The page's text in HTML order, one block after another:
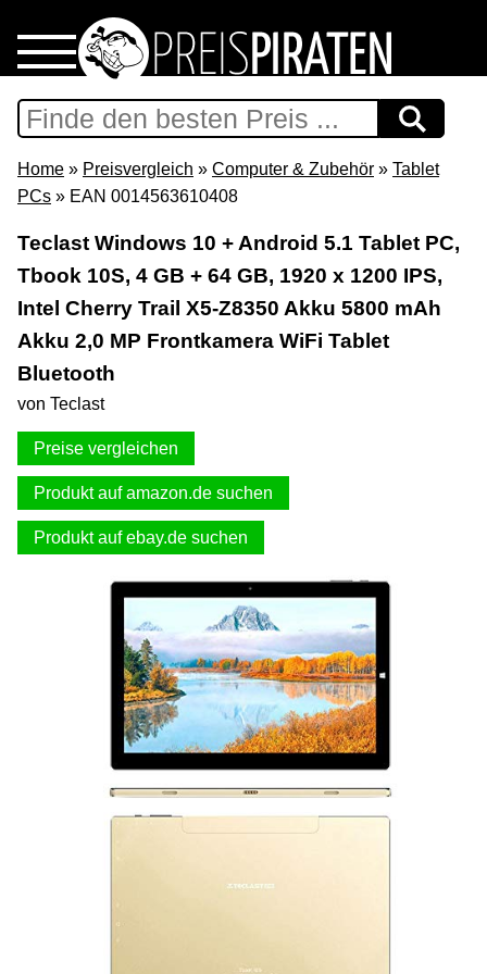
Home
Download
Support & Newsletter
Presse
Datenschutz
Impressum
Home » Preisvergleich » Computer & Zubehör » Tablet
PCs » EAN 0014563610408
Teclast Windows 10 + Android 5.1 Tablet PC,
Tbook 10S, 4 GB + 64 GB, 1920 x 1200 IPS,
Intel Cherry Trail X5-Z8350 Akku 5800 mAh
Akku 2,0 MP Frontkamera WiFi Tablet
Bluetooth
von Teclast
Preise vergleichen
Produkt auf amazon.de suchen
Produkt auf ebay.de suchen